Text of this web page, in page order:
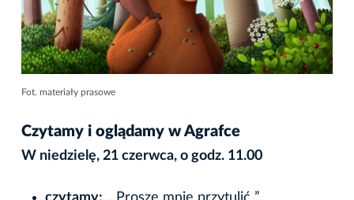
Fot. materiały prasowe
Czytamy i oglądamy w Agrafce
W niedzielę, 21 czerwca, o godz. 11.00